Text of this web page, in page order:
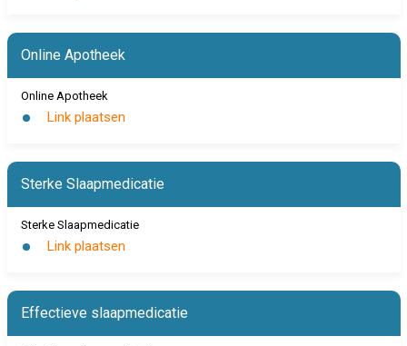
Online Apotheek
Online Apotheek
Link plaatsen
Sterke Slaapmedicatie
Sterke Slaapmedicatie
Link plaatsen
Effectieve slaapmedicatie